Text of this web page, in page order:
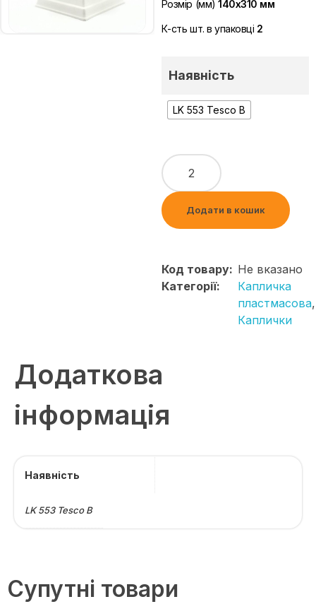
Розмір (мм) 140х310 мм
К-сть шт. в упаковці 2
Наявність
LK 553 Tesco B
Додати в кошик
Код товару: Не вказано
Категорії:
Капличка
пластмасова,
Каплички
Додаткова
інформація
Наявність
LK 553 Tesco B
Супутні товари